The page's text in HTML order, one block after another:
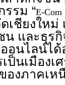
รม “E-Com
เชียงให
และธุรกิ
อนไลน์ได้
ป็นเมืองเ
องภาคเห